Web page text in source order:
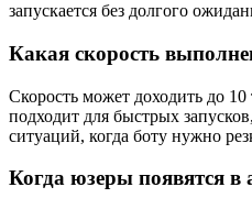
запускается без долгого
Какая скорость
Скорость может доходить до
подходит для быстрых
ситуаций, когда боту нужно
Когда юзеры появятся в